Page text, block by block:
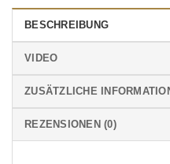
BESCHREIBUNG
VIDEO
ZUSÄTZLICHE
REZENSIONEN (0)